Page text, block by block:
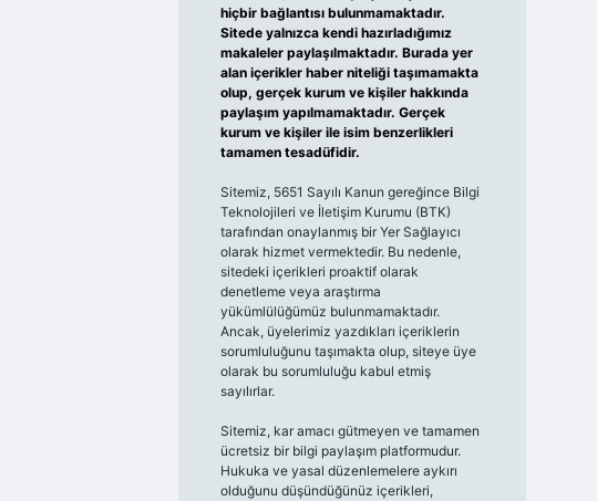
hiçbir bağlantısı bulunmamaktadır.
Sitede yalnızca kendi hazırladığımız
makaleler paylaşılmaktadır. Burada yer
alan içerikler haber niteliği taşımamakta
olup, gerçek kurum ve kişiler hakkında
paylaşım yapılmamaktadır. Gerçek
kurum ve kişiler ile isim benzerlikleri
tamamen tesadüfidir.
Sitemiz, 5651 Sayılı Kanun gereğince Bilgi
Teknolojileri ve İletişim Kurumu (BTK)
tarafından onaylanmış bir Yer Sağlayıcı
olarak hizmet vermektedir. Bu nedenle,
sitedeki içerikleri proaktif olarak
denetleme veya araştırma
yükümlülüğümüz bulunmamaktadır.
Ancak, üyelerimiz yazdıkları içeriklerin
sorumluluğunu taşımakta olup, siteye üye
olarak bu sorumluluğu kabul etmiş
sayılırlar.
Sitemiz, kar amacı gütmeyen ve tamamen
ücretsiz bir bilgi paylaşım platformudur.
Hukuka ve yasal düzenlemelere aykırı
olduğunu düşündüğünüz içerikleri,